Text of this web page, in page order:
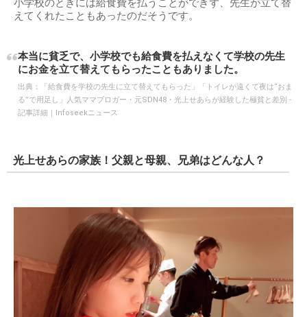
小学校のときには給食費を払うことができず、先生が立て替
えてくれたこともあったのだそうです。
本当に貧乏で、小学校でも給食費を払えなくて学校の先生
にお金を立て替えてもらったこともありました。
出典：
「給食費を学校の先生に立て替えてもらった」「トイレが遠くて夜は“おま
る”で用足し」人気ママブロガー・元SDN48・光上せあらが経験した極貧と差別 -
記事詳細｜Infoseekニュース
光上せあらの家族！父親と母親、兄弟はどんな人？